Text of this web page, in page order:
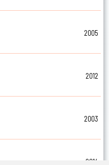
2005
2012
2003
2014